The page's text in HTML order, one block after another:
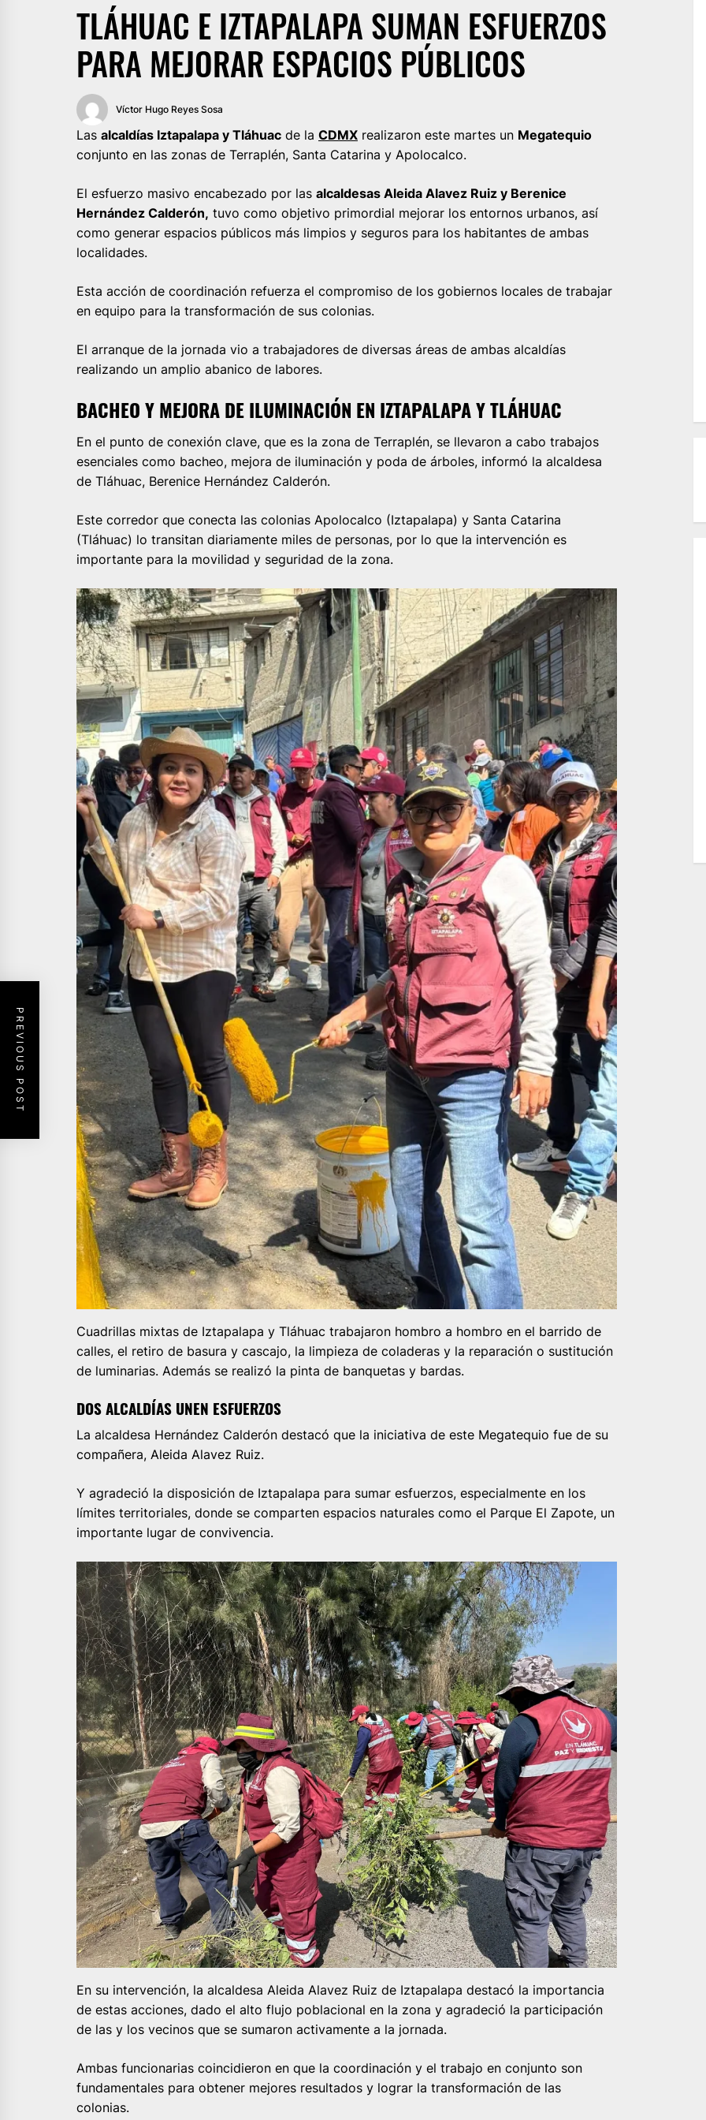
TLÁHUAC E IZTAPALAPA SUMAN ESFUERZOS
PARA MEJORAR ESPACIOS PÚBLICOS
Víctor Hugo Reyes Sosa
Las alcaldías Iztapalapa y Tláhuac de la CDMX realizaron este martes un Megatequio
conjunto en las zonas de Terraplén, Santa Catarina y Apolocalco.
El esfuerzo masivo encabezado por las alcaldesas Aleida Alavez Ruiz y Berenice
Hernández Calderón, tuvo como objetivo primordial mejorar los entornos urbanos, así
como generar espacios públicos más limpios y seguros para los habitantes de ambas
localidades.
Esta acción de coordinación refuerza el compromiso de los gobiernos locales de trabajar
en equipo para la transformación de sus colonias.
El arranque de la jornada vio a trabajadores de diversas áreas de ambas alcaldías
realizando un amplio abanico de labores.
BACHEO Y MEJORA DE ILUMINACIÓN EN IZTAPALAPA Y TLÁHUAC
En el punto de conexión clave, que es la zona de Terraplén, se llevaron a cabo trabajos
esenciales como bacheo, mejora de iluminación y poda de árboles, informó la alcaldesa
de Tláhuac, Berenice Hernández Calderón.
Este corredor que conecta las colonias Apolocalco (Iztapalapa) y Santa Catarina
(Tláhuac) lo transitan diariamente miles de personas, por lo que la intervención es
importante para la movilidad y seguridad de la zona.
Cuadrillas mixtas de Iztapalapa y Tláhuac trabajaron hombro a hombro en el barrido de
calles, el retiro de basura y cascajo, la limpieza de coladeras y la reparación o sustitución
de luminarias. Además se realizó la pinta de banquetas y bardas.
DOS ALCALDÍAS UNEN ESFUERZOS
La alcaldesa Hernández Calderón destacó que la iniciativa de este Megatequio fue de su
compañera, Aleida Alavez Ruiz.
Y agradeció la disposición de Iztapalapa para sumar esfuerzos, especialmente en los
límites territoriales, donde se comparten espacios naturales como el Parque El Zapote, un
importante lugar de convivencia.
En su intervención, la alcaldesa Aleida Alavez Ruiz de Iztapalapa destacó la importancia
de estas acciones, dado el alto flujo poblacional en la zona y agradeció la participación
de las y los vecinos que se sumaron activamente a la jornada.
Ambas funcionarias coincidieron en que la coordinación y el trabajo en conjunto son
fundamentales para obtener mejores resultados y lograr la transformación de las
colonias.
PREVIOUS POST